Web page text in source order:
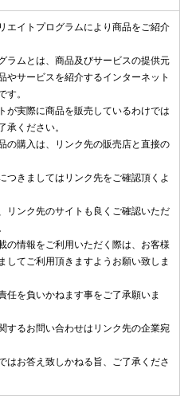
エイトプログラムにより商品をご紹介
ラムとは、商品及びサービスの提供元
やサービスを紹介するインターネット
す。
が実際に商品を販売しているわけでは
承ください。
の購入は、リンク先の販売店と直接の
つきましてはリンク先をご確認頂くよ
リンク先のサイトも良くご確認いただ
の情報をご利用いただく際は、お客様
してご利用頂きますようお願い致しま
任を負いかねます事をご了承願いま
するお問い合わせはリンク先の企業宛
はお答え致しかねる旨、ご了承くださ